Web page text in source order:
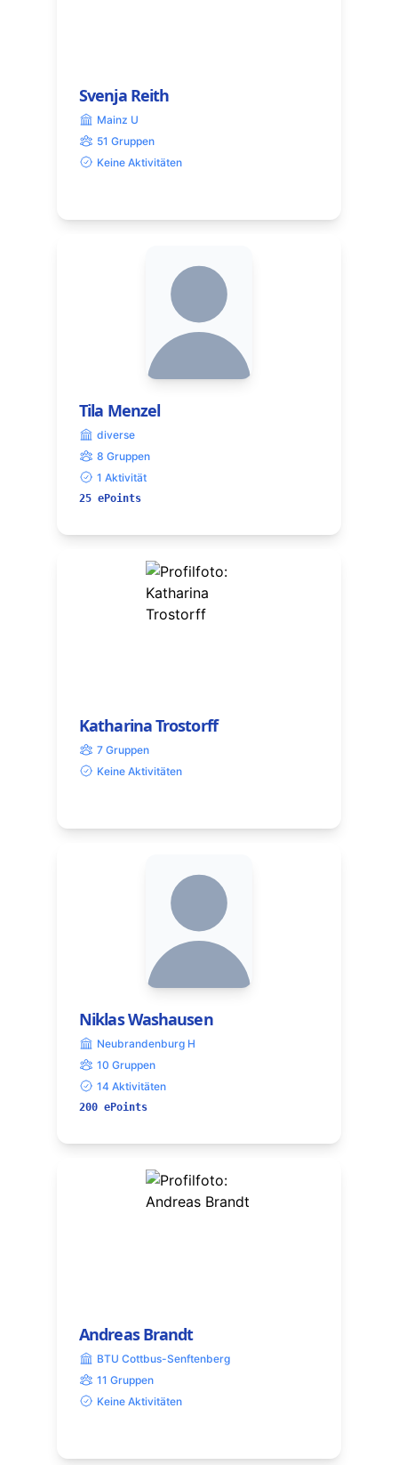
Svenja Reith
Mainz U
51 Gruppen
Keine Aktivitäten
Tila Menzel
diverse
8 Gruppen
1 Aktivität
25 ePoints
Katharina Trostorff
7 Gruppen
Keine Aktivitäten
Niklas Washausen
Neubrandenburg H
10 Gruppen
14 Aktivitäten
200 ePoints
Andreas Brandt
BTU Cottbus-Senftenberg
11 Gruppen
Keine Aktivitäten